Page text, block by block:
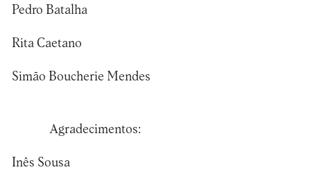
Pedro Batalha
Rita Caetano
Simão Boucherie Mendes
Agradecimentos:
Inês Sousa